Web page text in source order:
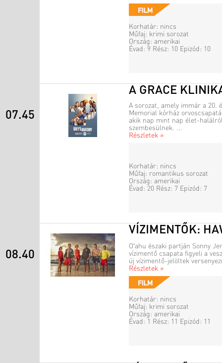
Korhatár: nincs
Műfaj: krimi sorozat
Ország: amerikai
Évad: 9 Rész: 10 Epizód: 10
07.45
A GRACE
A sorozat, amely immár a 20.
Memorial kórház
akik nap mint nap élet-
szembesülnek. ...
Részletek »
Korhatár: nincs
Műfaj: romantikus sorozat
Ország: amerikai
Évad: 20 Rész: 7 Epizód: 7
08.40
VÍZIMENTŐK:
Oʻahu északi partján Sonny
vízimentő csapata figyeli a
új vízimentő-jelöltek
Részletek »
Korhatár: nincs
Műfaj: krimi sorozat
Ország: amerikai
Évad: 1 Rész: 11 Epizód: 11